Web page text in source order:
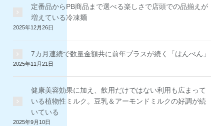
定番品からPB商品まで選べる楽しさで店頭での品揃えが
増えている冷凍麺
2025年12月26日
7カ月連続で数量金額共に前年プラスが続く「はんぺん」
2025年11月21日
健康美容効果に加え、飲用だけではない利用も広まって
いる植物性ミルク。豆乳＆アーモンドミルクの好調が続
いている
2025年9月10日